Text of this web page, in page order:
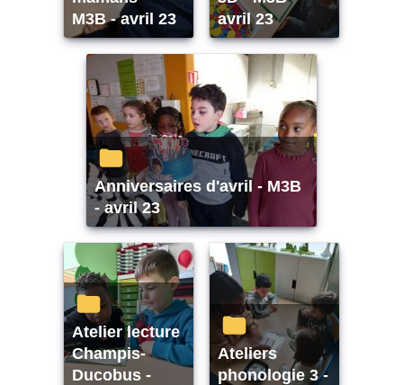
M3B - avril 23
avril 23
Anniversaires d'avril - M3B
- avril 23
Atelier lecture
Champis-
Ducobus -
Ateliers
phonologie 3 -